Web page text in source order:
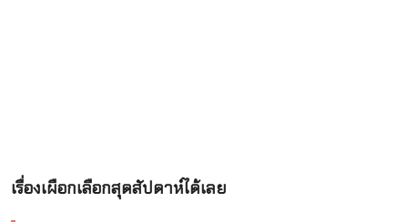
เรื่องเผือกเลือกสุดสัปดาห์ได้เลย